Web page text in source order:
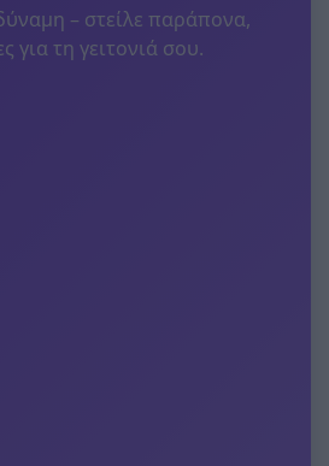
– στείλε παράπονα,
για τη γειτονιά σου.